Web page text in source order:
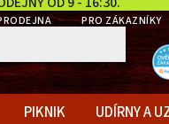
PRO ZÁKAZNÍKY
PIKNIK UDÍRNY A